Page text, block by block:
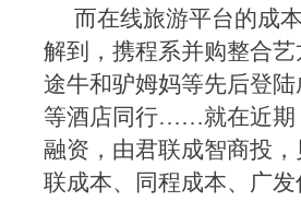
而在线旅游平台的成
解到，携程系并购整合
途牛和驴姆妈等先后登
等酒店同行……就在近期
融资，由君联成智商投
联成本、同程成本、广